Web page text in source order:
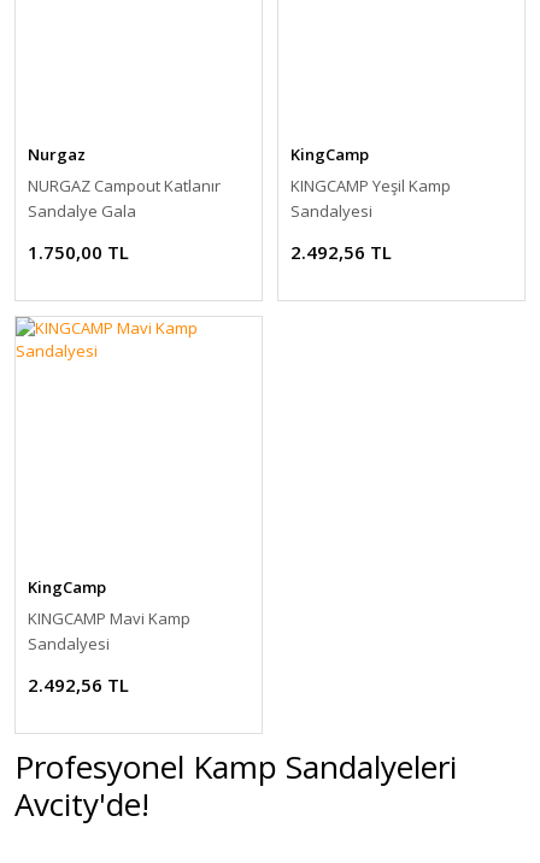
Nurgaz
NURGAZ Campout Katlanır
Sandalye Gala
1.750,00 TL
KingCamp
KINGCAMP Yeşil Kamp
Sandalyesi
2.492,56 TL
KingCamp
KINGCAMP Mavi Kamp
Sandalyesi
2.492,56 TL
Profesyonel Kamp Sandalyeleri
Avcity'de!